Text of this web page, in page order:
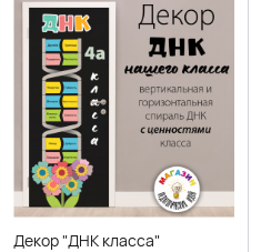
Декор "ДНК класса"